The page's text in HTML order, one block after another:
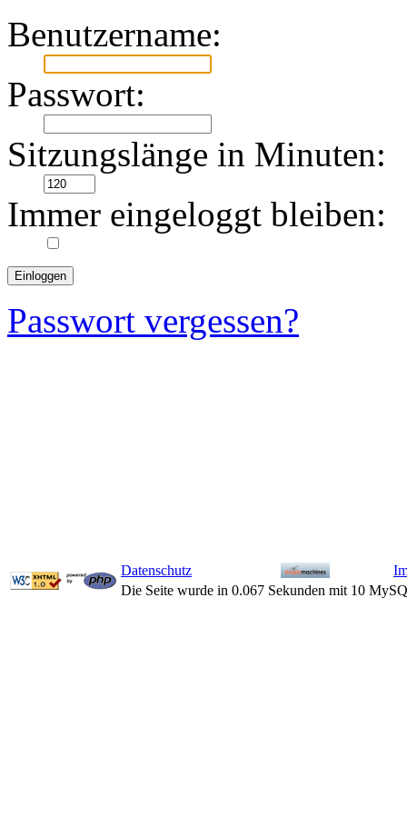
Benutzername:
Passwort:
Sitzungslänge in Minuten:
Immer eingeloggt bleiben:
Passwort vergessen?
Datenschutz
Die Seite wurde in 0.067 Sekunden mit 10